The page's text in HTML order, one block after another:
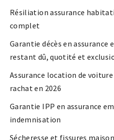
Résiliation assurance
complet
Garantie décès en assurance
restant dû, quotité et
Assurance location de
rachat en 2026
Garantie IPP en assurance
indemnisation
Sécheresse et fissures